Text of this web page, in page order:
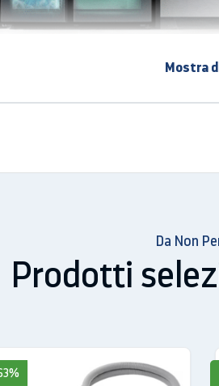
di 634 litri, aumenta lo spazio per
frigo sono più sottili: potrai così
Mostra
Da Non
Prodotti